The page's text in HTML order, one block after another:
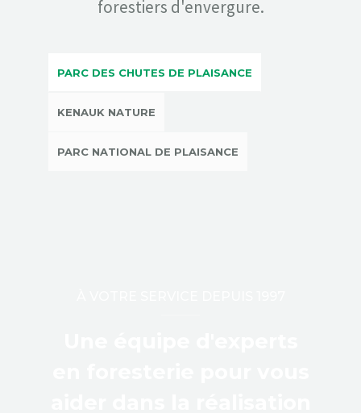
forestiers d'envergure.
PARC DES CHUTES DE PLAISANCE
KENAUK NATURE
PARC NATIONAL DE PLAISANCE